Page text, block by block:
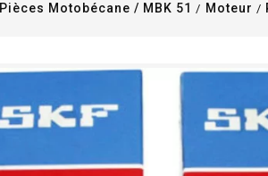
Pièces Motobécane / MBK 51 Moteur